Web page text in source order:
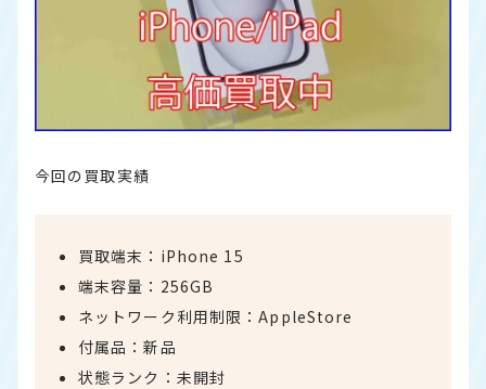
今回の買取実績
買取端末：iPhone 15
端末容量：256GB
ネットワーク利用制限：AppleStore
付属品：新品
状態ランク：未開封